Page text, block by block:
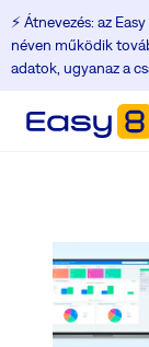
⚡️ Átnevezés: az
néven működik
adatok, ugyanaz a